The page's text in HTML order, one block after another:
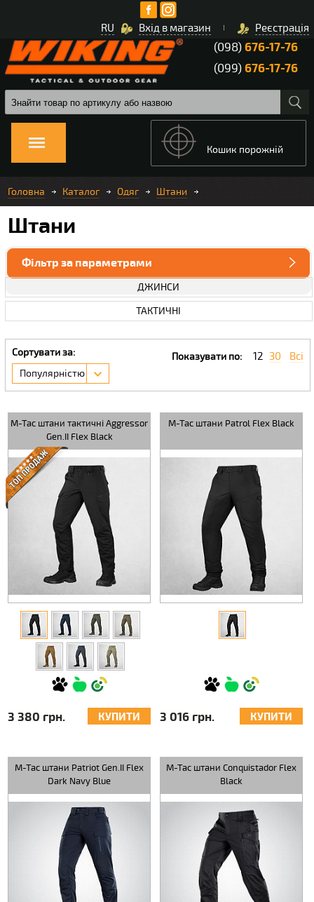
Вхід в магазин Реєстрація
RU
(098)676-17-76
(099)676-17-76
Кошик порожній
Головна Каталог Одяг Штани
Штани
Фільтр за параметрами
ДЖИНСИ
ТАКТИЧНІ
Сортувати за:
Популярністю
Показувати по: 12 30 Всі
M-Tac штани тактичні Aggressor
Gen.II Flex Black
3 380 грн. КУПИТИ
M-Tac штани Patrol Flex Black
3 016 грн. КУПИТИ
M-Tac штани Patriot Gen.II Flex
Dark Navy Blue
M-Tac штани Conquistador Flex
Black